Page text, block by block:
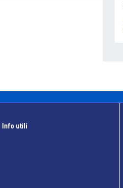
Info utili